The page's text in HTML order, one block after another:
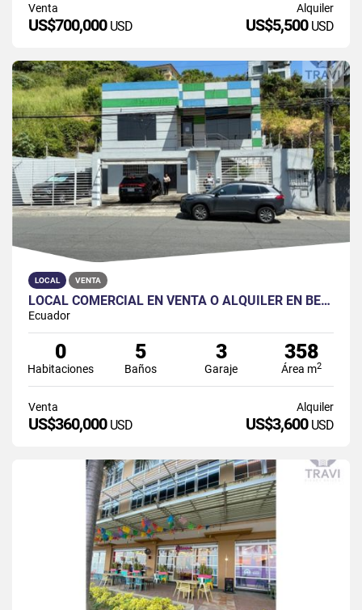
Venta
US$700,000 USD
Alquiler
US$5,500 USD
LOCAL VENTA
LOCAL COMERCIAL EN VENTA O ALQUILER EN BELLAVISTA, GUAYAQUIL
Ecuador
0
Habitaciones
5
Baños
3
Garaje
358
Área m2
Venta
US$360,000 USD
Alquiler
US$3,600 USD